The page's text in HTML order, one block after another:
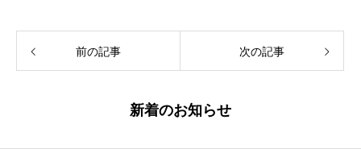
前の記事 次の記事
新着のお知らせ